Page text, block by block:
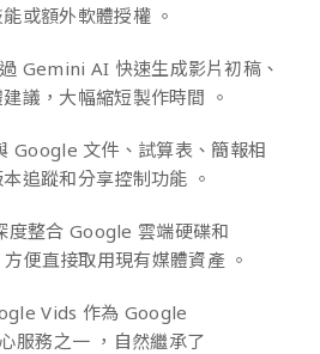
或額外軟體授權 。
Gemini AI 快速生成影片初稿、
議，大幅縮短製作時間 。
Google 文件、試算表、簡報相
追蹤和分享控制功能 。
度整合 Google 雲端硬碟和
便直接取用現有媒體資產 。
Vids 作為 Google
服務之一 ，自然繼承了